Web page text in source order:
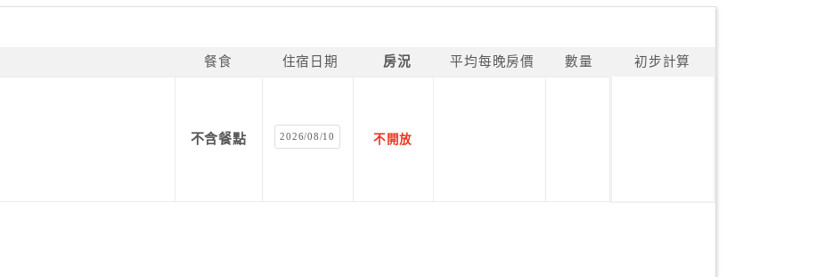
餐食 住宿日期 房況 平均每晚房價 數量 初步計算
不含餐點 2026/08/10 不開放